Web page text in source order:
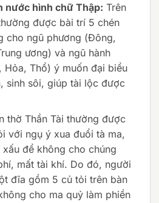
nước hình chữ Thập: Trên
được bài trí 5 chén
cho ngũ phương (Đông,
ương) và ngũ hành
Hỏa, Thổ) ý muốn đại biểu
sinh sôi, giúp tài lộc được
thờ Thần Tài thường được
với ngụ ý xua đuổi tà ma,
để không cho chúng
mất tài khí. Do đó, người
đĩa gồm 5 củ tỏi trên bàn
cho ma quỷ làm phiền